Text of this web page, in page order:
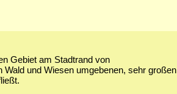
Gebiet am Stadtrand von
und Wiesen umgebenen, sehr großen